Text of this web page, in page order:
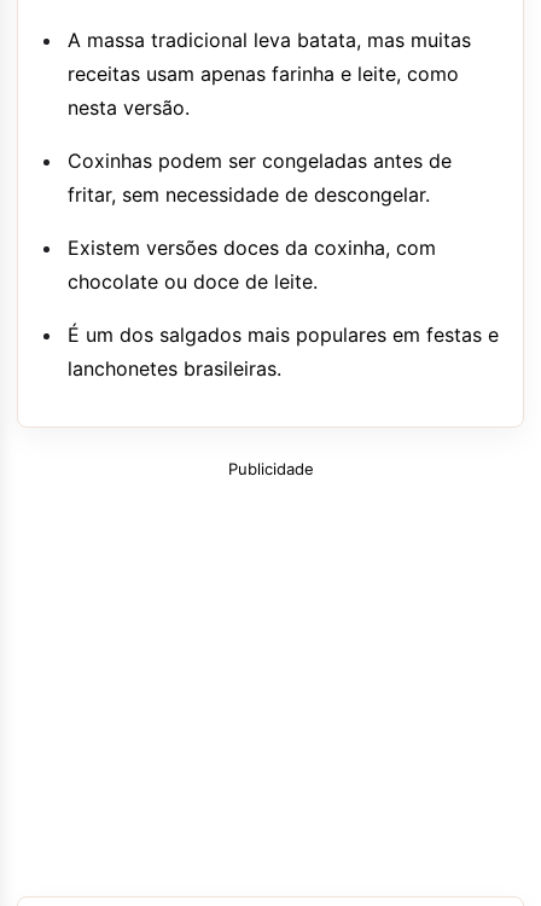
A massa tradicional leva batata, mas muitas
receitas usam apenas farinha e leite, como
nesta versão.
Coxinhas podem ser congeladas antes de
fritar, sem necessidade de descongelar.
Existem versões doces da coxinha, com
chocolate ou doce de leite.
É um dos salgados mais populares em festas e
lanchonetes brasileiras.
Publicidade